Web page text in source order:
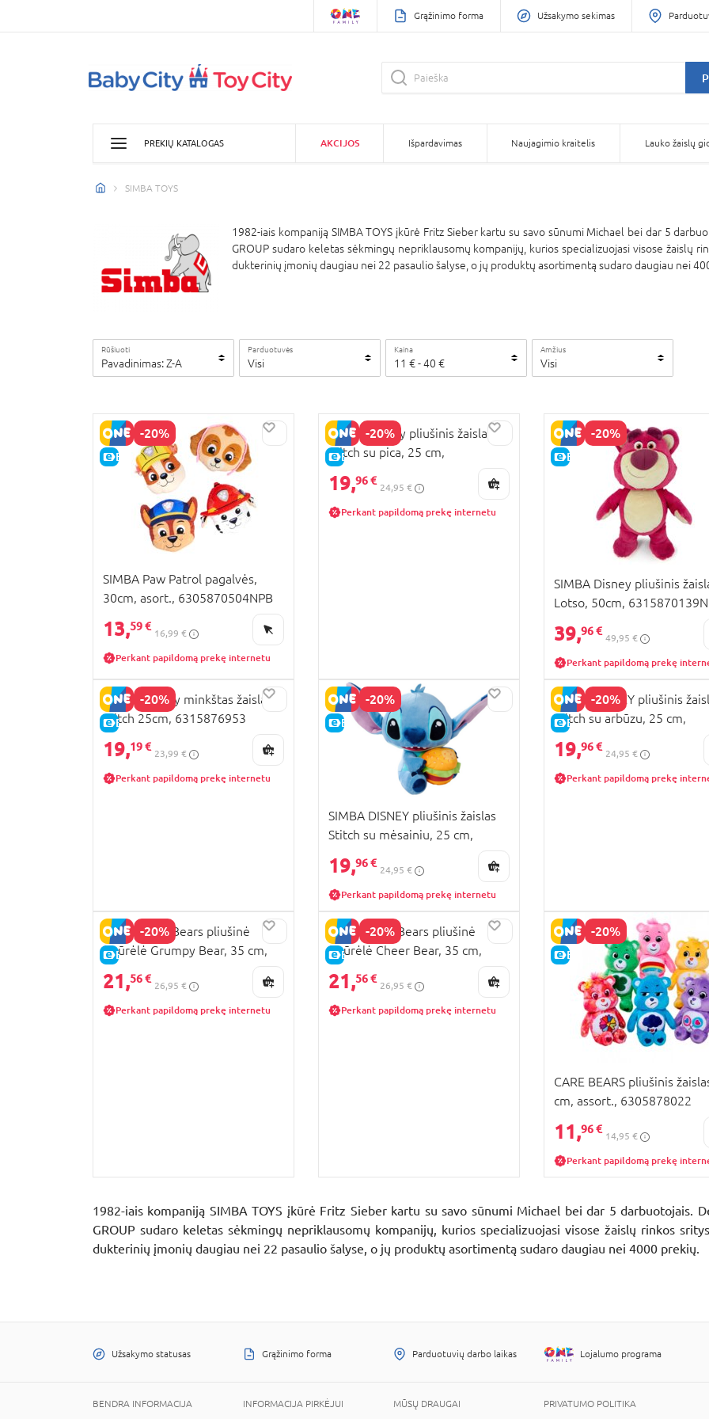
Grąžinimo forma Užsakymo sekimas
PREKIŲ KATALOGAS AKCIJOS Išpardavimas Naujagimio kraitelis Lauko žaislų
SIMBA TOYS
1982-iais kompaniją SIMBA TOYS įkūrė Fritz Sieber kartu su savo sūnumi Michael bei dar 5
GROUP sudaro keletas sėkmingų nepriklausomų kompanijų, kurios specializuojasi visose žaislų
dukterinių įmonių daugiau nei 22 pasaulio šalyse, o jų produktų asortimentą sudaro daugiau nei
Rūšiuoti
Pavadinimas: Z-A
Parduotuvės
Visi
Kaina
11 € -40 €
Amžius
Visi
-20%
E-KAINA
SIMBA Paw Patrol pagalvės,
30cm, asort., 6305870504NPB
13,59 €
16,99 €
Perkant papildomą prekę internetu
-20%
E-KAINA
SIMBA Disney pliušinis žaislas
Stitch su pica, 25 cm,
6315870514
19,96 €
24,95 €
Perkant papildomą prekę internetu
-20%
E-KAINA
SIMBA Disney pliušinis
Lotso, 50cm,
39,96 €
49,95 €
Perkant papildomą prekę
-20%
E-KAINA
SIMBA Disney minkštas žaislas
Stitch 25cm, 6315876953
19,19 €
23,99 €
Perkant papildomą prekę internetu
-20%
E-KAINA
SIMBA DISNEY pliušinis žaislas
Stitch su mėsainiu, 25 cm,
19,96 €
24,95 €
Perkant papildomą prekę internetu
-20%
E-KAINA
SIMBA DISNEY pliušinis
Stitch su arbūzu, 25 cm,
6315870192
19,96 €
24,95 €
Perkant papildomą prekę
-20%
E-KAINA
SIMBA Care Bears pliušinė
figūrėlė Grumpy Bear, 35 cm,
6305878004038
21,56 €
26,95 €
Perkant papildomą prekę internetu
-20%
E-KAINA
SIMBA Care Bears pliušinė
figūrėlė Cheer Bear, 35 cm,
6305878000038
21,56 €
26,95 €
Perkant papildomą prekę internetu
-20%
E-KAINA
CARE BEARS pliušinis
cm, assort., 6305878022
11,96 €
14,95 €
Perkant papildomą prekę
1982-iais kompaniją SIMBA TOYS įkūrė Fritz Sieber kartu su savo sūnumi Michael bei dar 5 darbuotojais.
GROUP sudaro keletas sėkmingų nepriklausomų kompanijų, kurios specializuojasi visose žaislų rinkos
dukterinių įmonių daugiau nei 22 pasaulio šalyse, o jų produktų asortimentą sudaro daugiau nei 4000 prekių.
Užsakymo statusas Grąžinimo forma Parduotuvių darbo laikas Lojalumo programa
BENDRA INFORMACIJA INFORMACIJA PIRKĖJUI MŪSŲ DRAUGAI PRIVATUMO POLITIKA